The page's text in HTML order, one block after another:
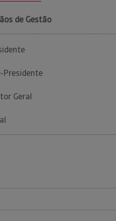
de Gestão
Presidente
Geral